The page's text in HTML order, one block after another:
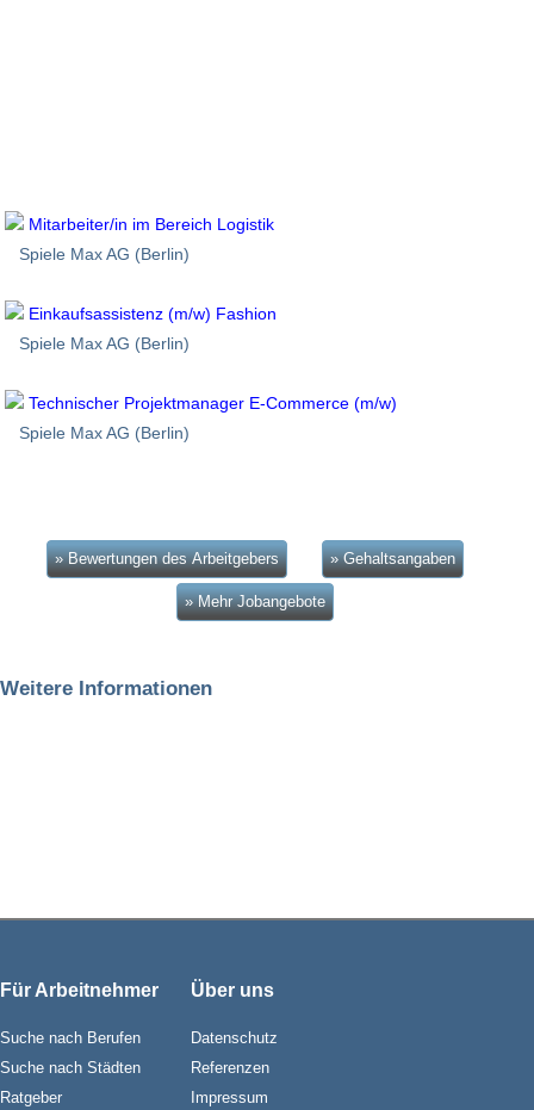
Mitarbeiter/in im Bereich Logistik
Spiele Max AG (Berlin)
Einkaufsassistenz (m/w) Fashion
Spiele Max AG (Berlin)
Technischer Projektmanager E-Commerce (m/w)
Spiele Max AG (Berlin)
» Bewertungen des Arbeitgebers » Gehaltsangaben
» Mehr Jobangebote
Weitere Informationen
Für Arbeitnehmer
Suche nach Berufen
Suche nach Städten
Ratgeber
Über uns
Datenschutz
Referenzen
Impressum